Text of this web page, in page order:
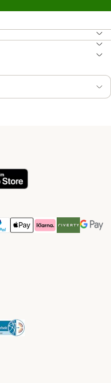
Method
Method
Payment Method
Apple Pay Payment Method
Klarna Payment Method
Riverty Payment
Google
Security